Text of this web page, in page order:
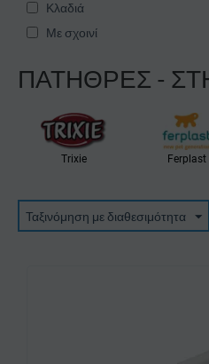
Κλαδιά
Με σχοινί
ΠΑΤΗΘΡΕΣ -
Trixie Ferplast
Ταξινόμηση με διαθεσιμότητα